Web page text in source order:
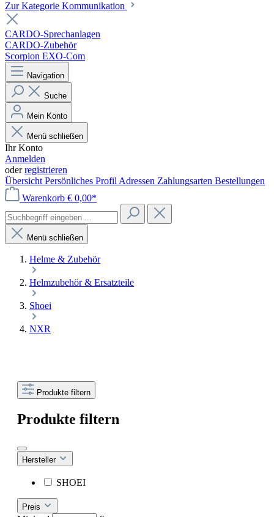
Zur Kategorie Kommunikation
CARDO-Sprechanlagen
CARDO-Zubehör
Scorpion EXO-Com
Navigation
Suche
Mein Konto
Menü schließen
Ihr Konto
Anmelden
oderregistrieren
Übersicht Persönliches Profil Adressen Zahlungsarten Bestellungen
Warenkorb € 0,00*
Menü schließen
Helme & Zubehör
Helmzubehör & Ersatzteile
Shoei
NXR
Produkte filtern
Produkte filtern
Hersteller
SHOEI
Preis